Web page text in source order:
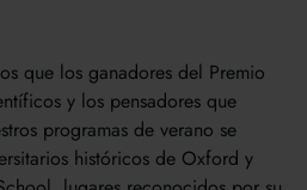
que los ganadores del Premio
y los pensadores que
programas de verano se
históricos de Oxford y